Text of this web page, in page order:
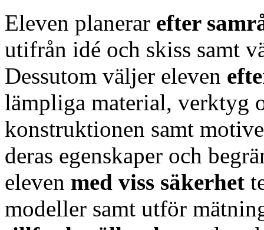
Eleven planerar efter
utifrån idé och skiss samt
Dessutom väljer eleven
lämpliga material, verktyg
konstruktionen samt
deras egenskaper och
eleven med viss säkerhet
modeller samt utför